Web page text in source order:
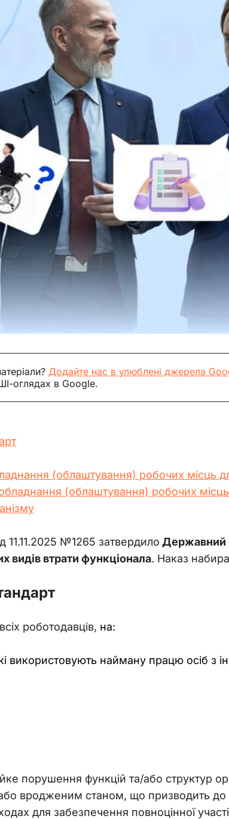
Додайте нас в улюблені джерела
оглядах в Google.
(облаштування) робочих місць
(облаштування) робочих місць
11.11.2025 №1265 затвердило Державний
видів втрати функціонала. Наказ
роботодавців, на:
використовують найману працю осіб з
порушення функцій та/або структур
вродженим станом, що призводить до
для забезпечення повноцінної